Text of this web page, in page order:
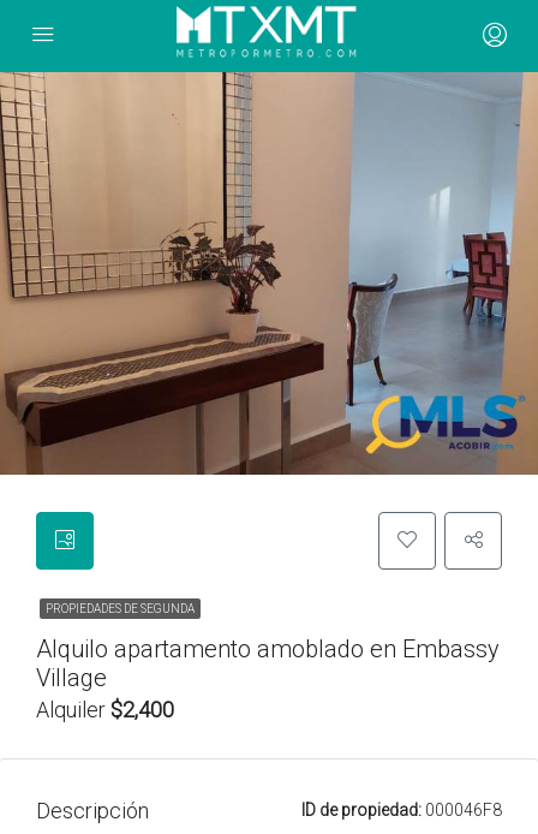
PROPIEDADES DE SEGUNDA
Alquilo apartamento amoblado en Embassy
Village
Alquiler $2,400
Descripción ID de propiedad: 000046F8